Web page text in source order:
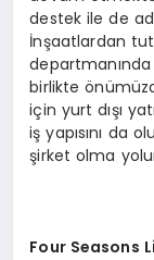
destek ile de
İnşaatlardan
birlikte
için yurt dışı
iş yapısını da
şirket olma
Four Seasons